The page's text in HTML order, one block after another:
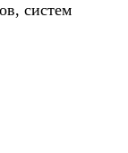
систем